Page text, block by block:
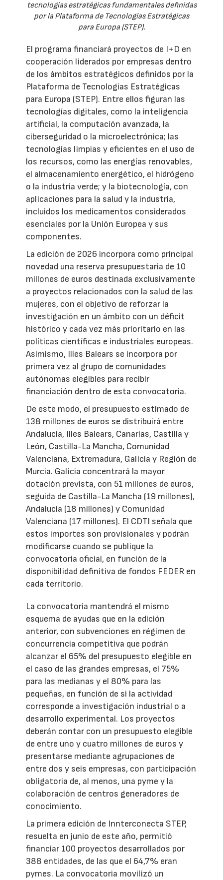
tecnologías estratégicas fundamentales definidas
por la Plataforma de Tecnologías Estratégicas
para Europa (STEP).
El programa financiará proyectos de I+D en
cooperación liderados por empresas dentro
de los ámbitos estratégicos definidos por la
Plataforma de Tecnologías Estratégicas
para Europa (STEP). Entre ellos figuran las
tecnologías digitales, como la inteligencia
artificial, la computación avanzada, la
ciberseguridad o la microelectrónica; las
tecnologías limpias y eficientes en el uso de
los recursos, como las energías renovables,
el almacenamiento energético, el hidrógeno
o la industria verde; y la biotecnología, con
aplicaciones para la salud y la industria,
incluidos los medicamentos considerados
esenciales por la Unión Europea y sus
componentes.
La edición de 2026 incorpora como principal
novedad una reserva presupuestaria de 10
millones de euros destinada exclusivamente
a proyectos relacionados con la salud de las
mujeres, con el objetivo de reforzar la
investigación en un ámbito con un déficit
histórico y cada vez más prioritario en las
políticas científicas e industriales europeas.
Asimismo, Illes Balears se incorpora por
primera vez al grupo de comunidades
autónomas elegibles para recibir
financiación dentro de esta convocatoria.
De este modo, el presupuesto estimado de
138 millones de euros se distribuirá entre
Andalucía, Illes Balears, Canarias, Castilla y
León, Castilla-La Mancha, Comunidad
Valenciana, Extremadura, Galicia y Región de
Murcia. Galicia concentrará la mayor
dotación prevista, con 51 millones de euros,
seguida de Castilla-La Mancha (19 millones),
Andalucía (18 millones) y Comunidad
Valenciana (17 millones). El CDTI señala que
estos importes son provisionales y podrán
modificarse cuando se publique la
convocatoria oficial, en función de la
disponibilidad definitiva de fondos FEDER en
cada territorio.
La convocatoria mantendrá el mismo
esquema de ayudas que en la edición
anterior, con subvenciones en régimen de
concurrencia competitiva que podrán
alcanzar el 65% del presupuesto elegible en
el caso de las grandes empresas, el 75%
para las medianas y el 80% para las
pequeñas, en función de si la actividad
corresponde a investigación industrial o a
desarrollo experimental. Los proyectos
deberán contar con un presupuesto elegible
de entre uno y cuatro millones de euros y
presentarse mediante agrupaciones de
entre dos y seis empresas, con participación
obligatoria de, al menos, una pyme y la
colaboración de centros generadores de
conocimiento.
La primera edición de Innterconecta STEP,
resuelta en junio de este año, permitió
financiar 100 proyectos desarrollados por
388 entidades, de las que el 64,7% eran
pymes. La convocatoria movilizó un